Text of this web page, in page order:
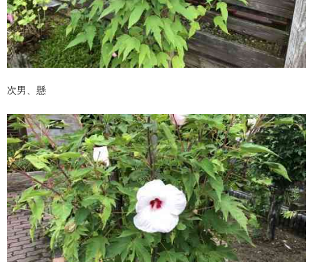
次男、懸